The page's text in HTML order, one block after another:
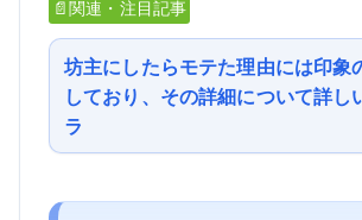
📄関連・注目記事
坊主にしたらモテた理由には印象
しており、その詳細について詳し
ラ